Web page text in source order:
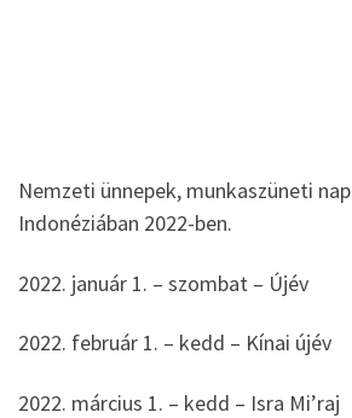
Nemzeti ünnepek, munkaszüneti
Indonéziában 2022-ben.
2022. január 1. – szombat – Újév
2022. február 1. – kedd – Kínai újév
2022. március 1. – kedd – Isra Mi’raj